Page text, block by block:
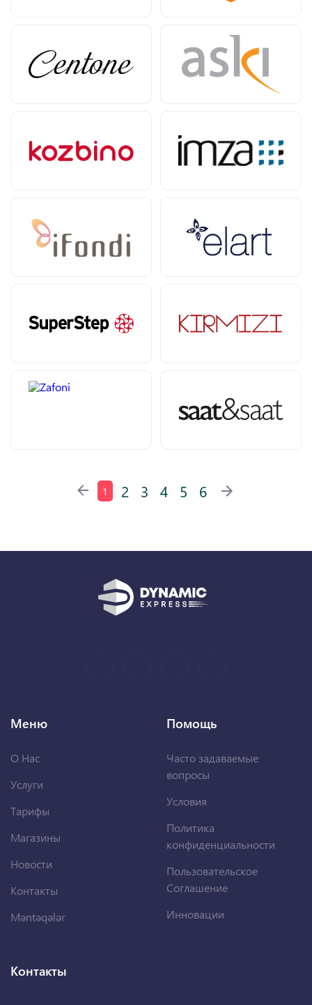
1 2 3 4 5 6
Меню
О Нас
Услуги
Тарифы
Магазины
Новости
Контакты
Məntəqələr
Помощь
Часто задаваемые
вопросы
Условия
Политика
конфиденциальности
Пользовательское
Соглашение
Инновации
Контакты